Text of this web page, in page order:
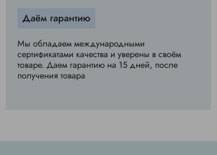
Даём гарантию
Мы обладаем международными
сертификатами качества и уверены в своём
товаре. Даем гарантию на 15 дней, после
получения товара